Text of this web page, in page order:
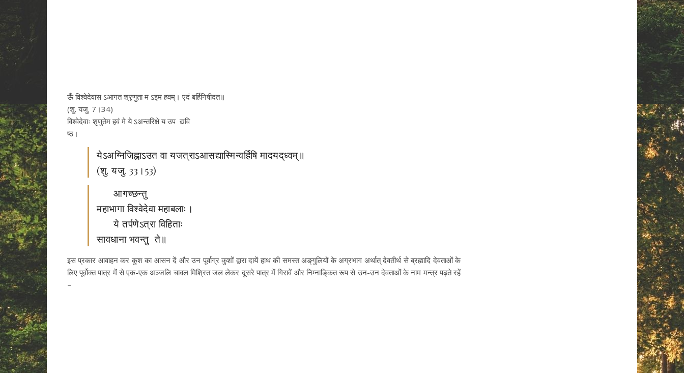
ऊँ विश्वेदेवास ऽआगत श्रृणुता म ऽइम हवम्‌। एदं बर्हिनिषीदत॥
(शु. यजु. 7।34)
विश्वेदेवाः शृणुतेम हवं मे ये ऽअन्तरिक्षे य उप द्यवि
ष्ठ।
येऽअग्निजिह्नाऽउत वा यजत्राऽआसद्यास्मिन्वर्हिषि मादयद्‌ध्वम्‌॥
(शु. यजु. 33।53)
आगच्छन्तु
महाभागा विश्वेदेवा महाबलाः।
ये तर्पणेऽत्रा विहिताः
सावधाना भवन्तु ते॥
इस प्रकार आवाहन कर कुश का आसन दें और उन पूर्वाग्र कुशों द्वारा दायें हाथ की समस्त अङ्‌गुलियों के अग्रभाग अर्थात्‌ देवतीर्थ से ब्रह्मादि देवताओं के
लिए पूर्वोक्त पात्र में से एक-एक अञ्जलि चावल मिश्रित जल लेकर दूसरे पात्र में गिरावें और निम्नाङि्‌कत रूप से उन-उन देवताओं के नाम मन्त्र पढ़ते रहें
–